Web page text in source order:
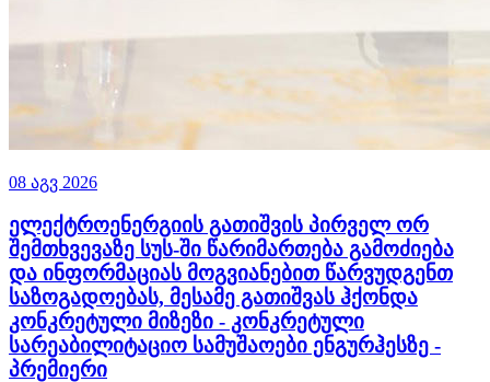
08 აგვ 2026
ელექტროენერგიის გათიშვის პირველ ორ
შემთხვევაზე სუს-ში წარიმართება გამოძიება
და ინფორმაციას მოგვიანებით წარვუდგენთ
საზოგადოებას, მესამე გათიშვას ჰქონდა
კონკრეტული მიზეზი - კონკრეტული
სარეაბილიტაციო სამუშაოები ენგურჰესზე -
პრემიერი